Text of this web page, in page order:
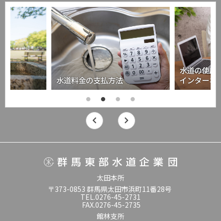
水道料金の支払方法
水道の使用
インターネ
太田本所
〒373-0853 群馬県太田市浜町11番28号
TEL.0276-45-2731
FAX.0276-45-2735
館林支所